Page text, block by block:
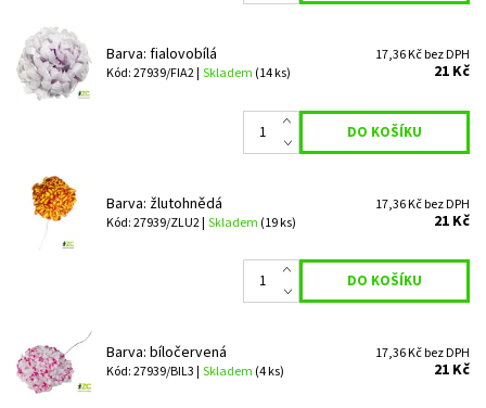
Barva: fialovobílá
Kód: 27939/FIA2 | Skladem (14 ks)
17,36 Kč bez DPH
21 Kč
Barva: žlutohnědá
Kód: 27939/ZLU2 | Skladem (19 ks)
17,36 Kč bez DPH
21 Kč
Barva: bíločervená
Kód: 27939/BIL3 | Skladem (4 ks)
17,36 Kč bez DPH
21 Kč